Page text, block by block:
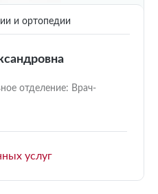
и ортопедии
отделение: Врач-
услуг